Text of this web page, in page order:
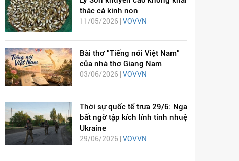
thác cá kình non
11/05/2026 | VOVVN
Bài thơ "Tiếng nói Việt Nam"
của nhà thơ Giang Nam
03/06/2026 | VOVVN
Thời sự quốc tế trưa 29/6: Nga
bất ngờ tập kích lính tinh nhuệ
Ukraine
29/06/2026 | VOVVN